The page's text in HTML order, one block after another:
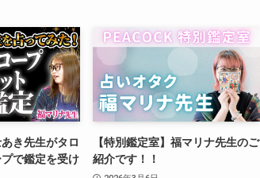
あき先生がタロ
で鑑定を受け
【特別鑑定室】福マリナ先生のご
紹介です！！